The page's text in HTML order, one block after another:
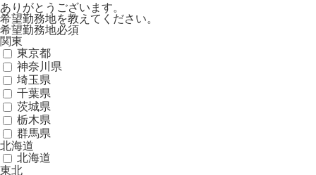
ありがとうございます。
希望勤務地を教えてください。
希望勤務地必須
関東
東京都
神奈川県
埼玉県
千葉県
茨城県
栃木県
群馬県
北海道
北海道
東北